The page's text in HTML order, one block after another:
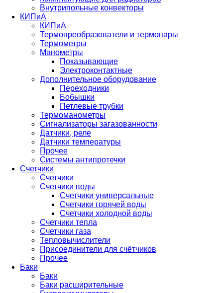
Внутрипольные конвекторы
КИПиА
КИПиА
Термопреобразователи и термопары
Термометры
Манометры
Показывающие
Электроконтактные
Дополнительное оборудование
Переходники
Бобышки
Петлевые трубки
Термоманометры
Сигнализаторы загазованности
Датчики, реле
Датчики температуры
Прочее
Системы антипротечки
Счетчики
Счетчики
Счетчики воды
Счетчики универсальные
Счетчики горячей воды
Счетчики холодной воды
Счетчики тепла
Счетчики газа
Тепловычислители
Присоединители для счётчиков
Прочее
Баки
Баки
Баки расширительные